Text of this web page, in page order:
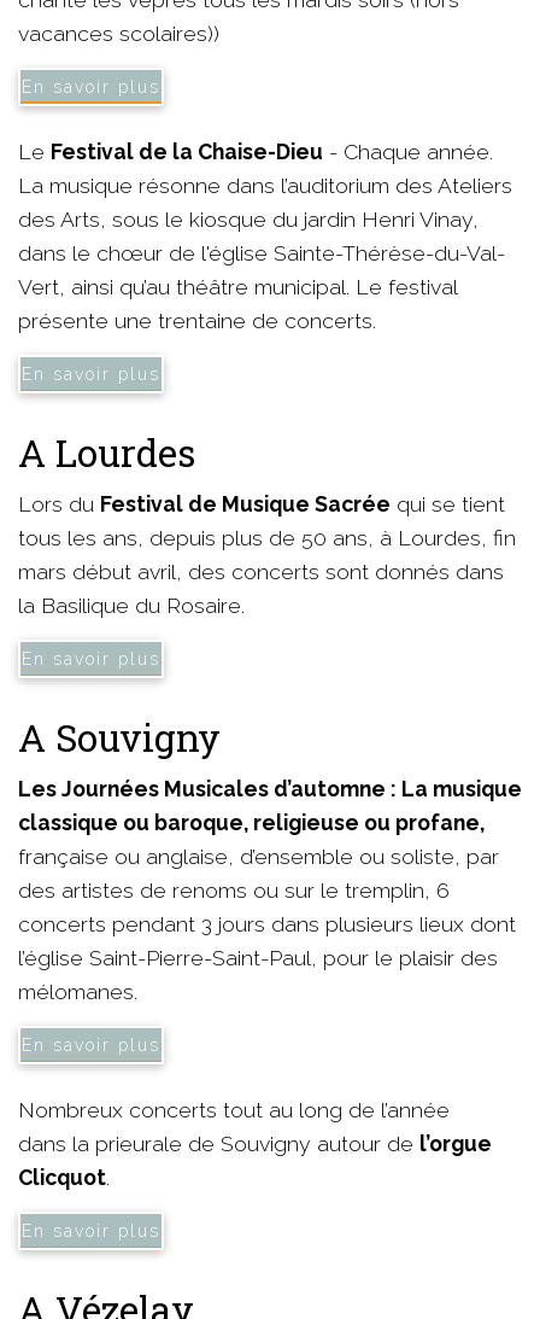
vacances scolaires))
En savoir plus
Le Festival de la Chaise-Dieu - Chaque année.
La musique résonne dans l’auditorium des Ateliers
des Arts, sous le kiosque du jardin Henri Vinay,
dans le chœur de l'église Sainte-Thérèse-du-Val-
Vert, ainsi qu’au théâtre municipal. Le festival
présente une trentaine de concerts.
En savoir plus
A Lourdes
Lors du Festival de Musique Sacrée qui se tient
tous les ans, depuis plus de 50 ans, à Lourdes, fin
mars début avril, des concerts sont donnés dans
la Basilique du Rosaire.
En savoir plus
A Souvigny
Les Journées Musicales d’automne : La musique
classique ou baroque, religieuse ou profane,
française ou anglaise, d’ensemble ou soliste, par
des artistes de renoms ou sur le tremplin, 6
concerts pendant 3 jours dans plusieurs lieux dont
l’église Saint-Pierre-Saint-Paul, pour le plaisir des
mélomanes.
En savoir plus
Nombreux concerts tout au long de l’année
dans la prieurale de Souvigny autour de l’orgue
Clicquot.
En savoir plus